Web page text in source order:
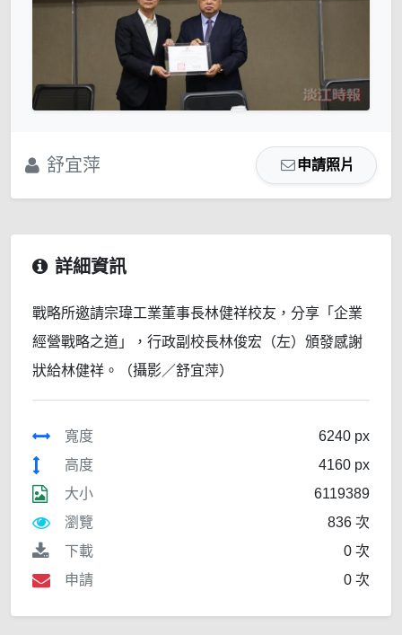
舒宜萍 申請照片
詳細資訊
戰略所邀請宗瑋工業董事長林健祥校友，分享「企業
經營戰略之道」，行政副校長林俊宏（左）頒發感謝
狀給林健祥。（攝影／舒宜萍）
寬度
6240 px
高度
4160 px
大小
6119389
瀏覽
836 次
下載
0 次
申請
0 次